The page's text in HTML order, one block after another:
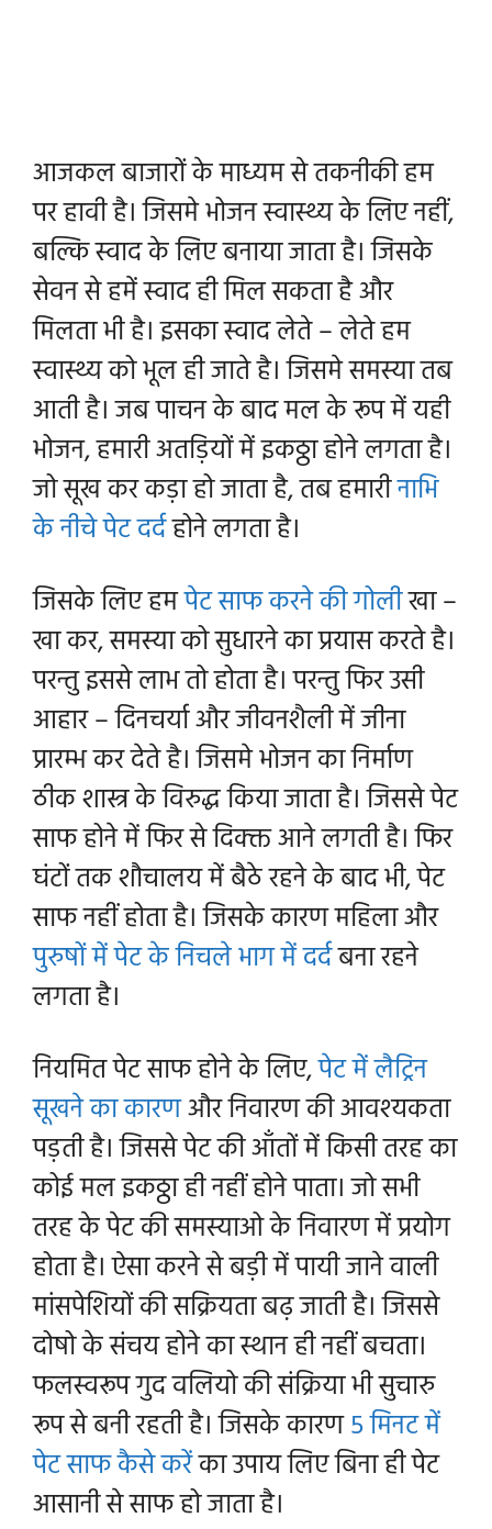
आजकल बाजारों के माध्यम से तकनीकी हम
पर हावी है। जिसमे भोजन स्वास्थ्य के लिए नहीं,
बल्कि स्वाद के लिए बनाया जाता है। जिसके
सेवन से हमें स्वाद ही मिल सकता है और
मिलता भी है। इसका स्वाद लेते – लेते हम
स्वास्थ्य को भूल ही जाते है। जिसमे समस्या तब
आती है। जब पाचन के बाद मल के रूप में यही
भोजन, हमारी अतड़ियों में इकठ्ठा होने लगता है।
जो सूख कर कड़ा हो जाता है, तब हमारीनाभि
के नीचे पेट दर्दहोने लगता है।
जिसके लिए हमपेट साफ करने की गोलीखा –
खा कर, समस्या को सुधारने का प्रयास करते है।
परन्तु इससे लाभ तो होता है। परन्तु फिर उसी
आहार – दिनचर्या और जीवनशैली में जीना
प्रारम्भ कर देते है। जिसमेभोजन का निर्माण
ठीक शास्त्र के विरुद्ध किया जाता है। जिससे पेट
साफ होने में फिर से दिक्क्त आने लगती है। फिर
घंटों तक शौचालय में बैठे रहने के बाद भी, पेट
साफ नहीं होता है। जिसके कारण महिला और
पुरुषों में पेट के निचले भाग में दर्दबना रहने
लगता है।
नियमित पेट साफ होने के लिए,पेट में लैट्रिन
सूखने का कारणऔर निवारण की आवश्यकता
पड़ती है। जिससे पेट की आँतों में किसी तरह का
कोई मल इकठ्ठा ही नहीं होने पाता। जो सभी
तरह के पेट की समस्याओ के निवारण में प्रयोग
होता है। ऐसा करने से बड़ी में पायी जाने वाली
मांसपेशियों की सक्रियता बढ़ जाती है। जिससे
दोषो के संचय होने का स्थान ही नहीं बचता।
फलस्वरूप गुद वलियो की संक्रिया भी सुचारु
रूप से बनी रहती है। जिसके कारण5 मिनट में
पेट साफ कैसे करेंका उपाय लिए बिना ही पेट
आसानी से साफ हो जाता है।